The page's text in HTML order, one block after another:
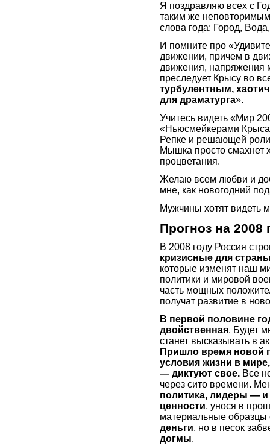
Я поздравляю всех с
таким же
слова года: Город,
И помните про
движении, причем в
движения, напряжения
преследует Крысу во
турбулентным,
для драматурга».
Учитесь видеть «Мир
«Ньюсмейкерами
Репке и решающей
Мышка просто смахнет
процветания.
Желаю всем любви и
мне, как новогодний
Мужчины хотят видеть
Прогноз на 2008
В 2008 году Россия
кризисные для
которые изменят наш
политики и мировой
часть мощных
получат развитие в
В первой половине
двойственная. Будет
станет высказывать в
Пришло время новой
условия жизни в
— диктуют свое. Все
через сито времени.
политика, лидеры — и
ценности, унося в
материальные
деньги, но в песок
догмы.